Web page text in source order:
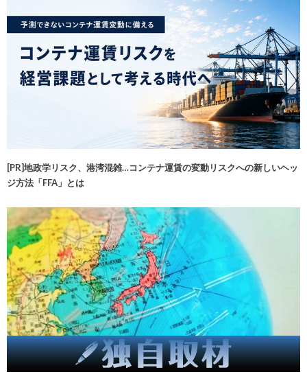
[PR]地政学リスク、港湾混雑…コンテナ運賃の変動リスクへの新しいヘッ
ジ方法「FFA」とは